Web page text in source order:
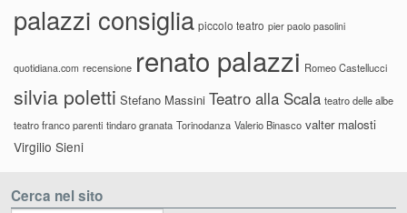
palazzi consiglia piccolo teatro pier paolo pasolini
quotidiana.com recensione renato palazzi Romeo Castellucci
silvia poletti Stefano Massini Teatro alla Scala teatro delle albe
teatro franco parenti tindaro granata Torinodanza Valerio Binasco valter malosti
Virgilio Sieni
Cerca nel sito